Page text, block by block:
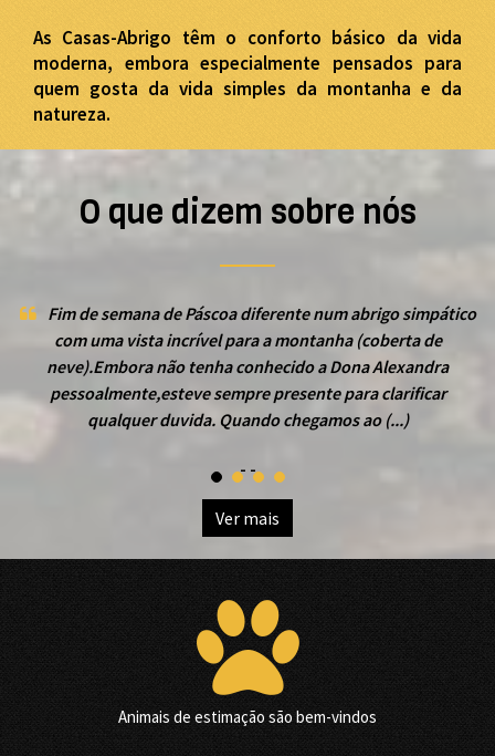
As Casas-Abrigo têm o conforto básico da vida
moderna, embora especialmente pensados para
quem gosta da vida simples da montanha e da
natureza.
O que dizem sobre nós
Fim de semana de Páscoa diferente num abrigo simpático
com uma vista incrível para a montanha (coberta de
neve).Embora não tenha conhecido a Dona Alexandra
pessoalmente,esteve sempre presente para clarificar
qualquer duvida. Quando chegamos ao (...)
- -
Ver mais
Animais de estimação são bem-vindos